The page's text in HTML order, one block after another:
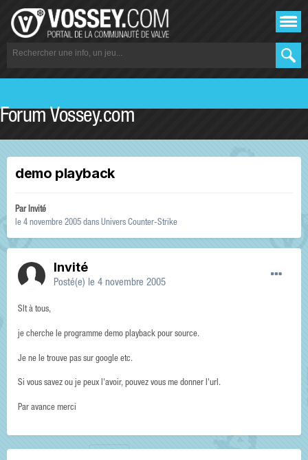
Forum Vossey.com
demo playback
Par Invité
le 4 novembre 2005 dans Univers Counter-Strike
Invité
Posté(e) le 4 novembre 2005
Slt à tous,
je cherche le programme demo playback pour source.
Je ne le trouve pas sur google etc.
Si vous savez ou je peux l'avoir, pouvez vous me donner l'url.
Par avance merci